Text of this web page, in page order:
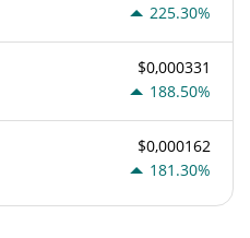
225.30%
$0,000331
188.50%
$0,000162
181.30%